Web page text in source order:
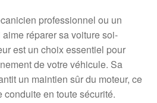
professionnel ou un
réparer sa voiture soi-
est un choix essentiel pour
de votre véhicule. Sa
un maintien sûr du moteur, ce
en toute sécurité.